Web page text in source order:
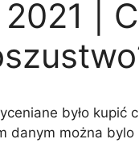
|
było kupić
danym można